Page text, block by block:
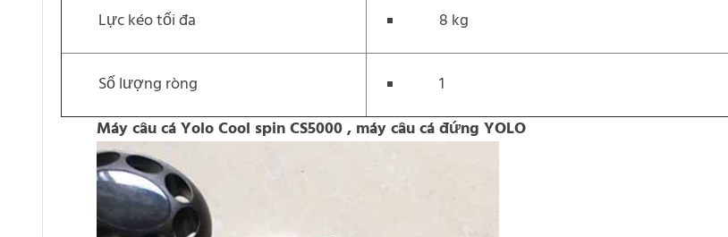
Lực kéo tối đa 8 kg
Số lượng ròng
1
Máy câu cá Yolo Cool spin CS5000 , máy câu cá đứng YOLO